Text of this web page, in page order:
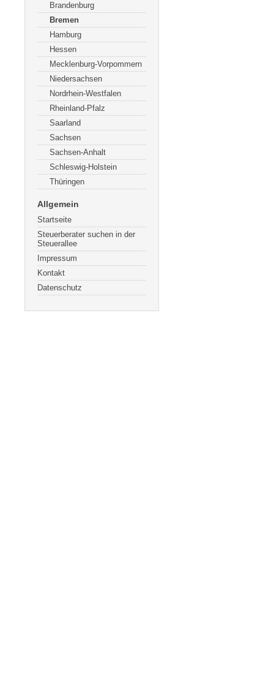
Brandenburg
Bremen
Hamburg
Hessen
Mecklenburg-Vorpommern
Niedersachsen
Nordrhein-Westfalen
Rheinland-Pfalz
Saarland
Sachsen
Sachsen-Anhalt
Schleswig-Holstein
Thüringen
Allgemein
Startseite
Steuerberater suchen in der
Steuerallee
Impressum
Kontakt
Datenschutz